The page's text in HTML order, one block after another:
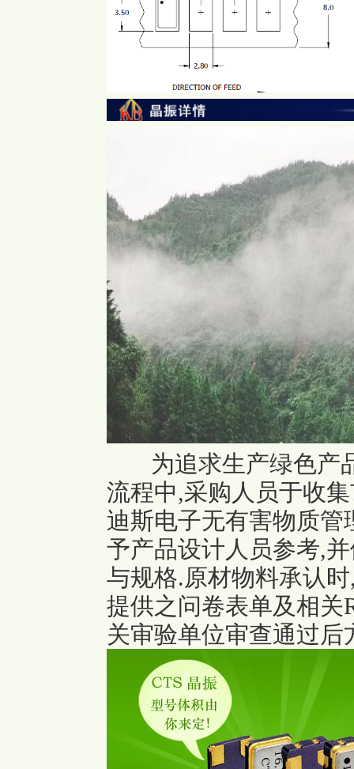
为追求生产绿色产
流程中,采购人员于收
迪斯电子无有害物质
予产品设计人员参考,
与规格.原材物料承认
提供之问卷表单及相关
关审验单位审查通过后